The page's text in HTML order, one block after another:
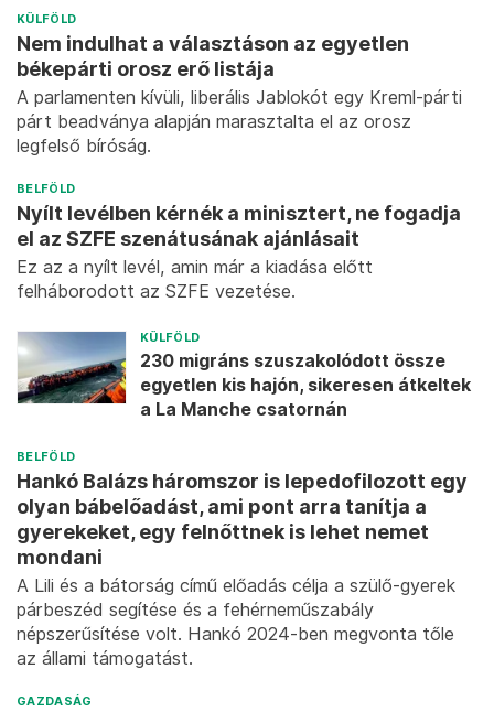
KÜLFÖLD
Nem indulhat a választáson az egyetlen
békepárti orosz erő listája
A parlamenten kívüli, liberális Jablokót egy Kreml-párti
párt beadványa alapján marasztalta el az orosz
legfelső bíróság.
BELFÖLD
Nyílt levélben kérnék a minisztert, ne fogadja
el az SZFE szenátusának ajánlásait
Ez az a nyílt levél, amin már a kiadása előtt
felháborodott az SZFE vezetése.
KÜLFÖLD
230 migráns szuszakolódott össze
egyetlen kis hajón, sikeresen átkeltek
a La Manche csatornán
BELFÖLD
Hankó Balázs háromszor is lepedofilozott egy
olyan bábelőadást, ami pont arra tanítja a
gyerekeket, egy felnőttnek is lehet nemet
mondani
A Lili és a bátorság című előadás célja a szülő-gyerek
párbeszéd segítése és a fehérneműszabály
népszerűsítése volt. Hankó 2024-ben megvonta tőle
az állami támogatást.
GAZDASÁG